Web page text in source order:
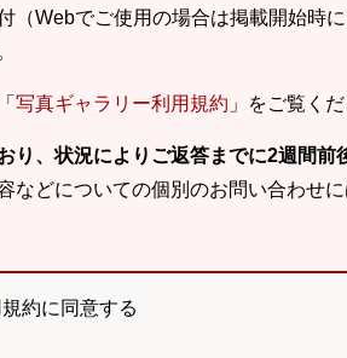
（Webでご使用の場合は掲載開始時
写真ギャラリー利用規約 」をご覧くだ
り、状況によりご返答までに2週間前
などについての個別のお問い合わせ
約に同意する